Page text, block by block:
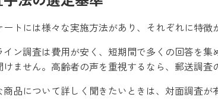
ートには様々な実施方法があり、それぞれに特徴
イン調査は費用が安く、短期間で多くの回答を
けません。高齢者の声を重視するなら、郵送調査
商品について詳しく聞きたいときは、対面調査が